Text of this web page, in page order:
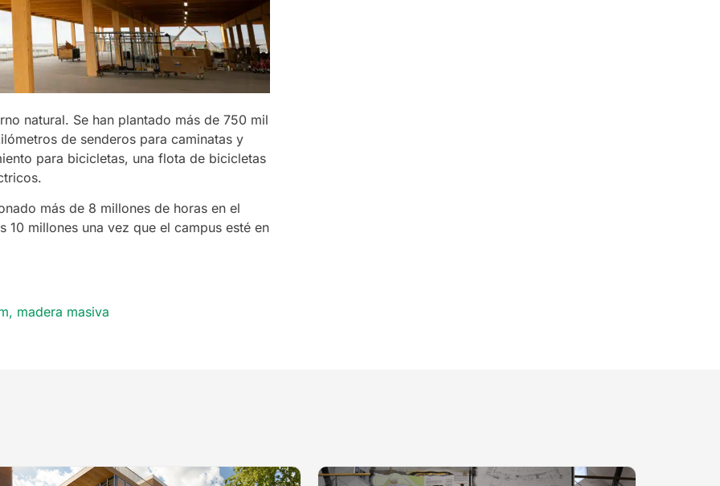
natural. Se han plantado más de 750 mil
de senderos para caminatas y
para bicicletas, una flota de bicicletas
más de 8 millones de horas en el
millones una vez que el campus esté en
, madera masiva